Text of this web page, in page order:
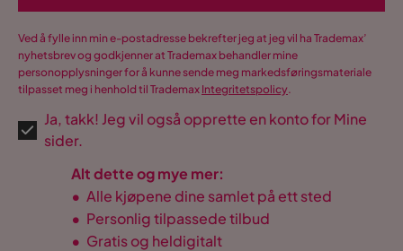
Ved å fylle inn min e-postadresse bekrefter jeg at jeg vil ha Trademax’
nyhetsbrev og godkjenner at Trademax behandler mine
personopplysninger for å kunne sende meg markedsføringsmateriale
tilpasset meg i henhold til Trademax Integritetspolicy.
Ja, takk! Jeg vil også opprette en konto for Mine
sider.
Alt dette og mye mer:
• Alle kjøpene dine samlet på ett sted
• Personlig tilpassede tilbud
• Gratis og heldigitalt